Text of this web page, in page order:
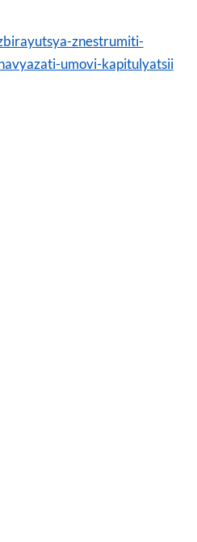
znestrumiti-
umovi-kapitulyatsii